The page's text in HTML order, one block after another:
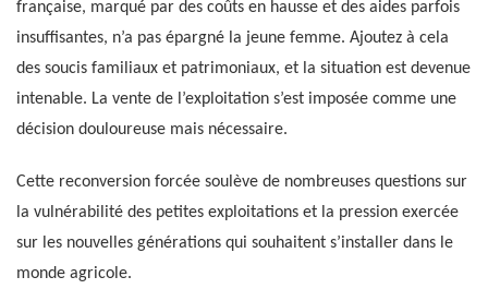
française, marqué par des coûts en hausse et des aides parfois
insuffisantes, n’a pas épargné la jeune femme. Ajoutez à cela
des soucis familiaux et patrimoniaux, et la situation est devenue
intenable. La vente de l’exploitation s’est imposée comme une
décision douloureuse mais nécessaire.
Cette reconversion forcée soulève de nombreuses questions sur
la vulnérabilité des petites exploitations et la pression exercée
sur les nouvelles générations qui souhaitent s’installer dans le
monde agricole.